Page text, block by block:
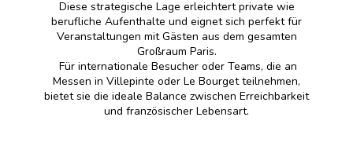
Diese strategische Lage erleichtert private wie
berufliche Aufenthalte und eignet sich perfekt für
Veranstaltungen mit Gästen aus dem gesamten
Großraum Paris.
Für internationale Besucher oder Teams, die an
Messen in Villepinte oder Le Bourget teilnehmen,
bietet sie die ideale Balance zwischen Erreichbarkeit
und französischer Lebensart.